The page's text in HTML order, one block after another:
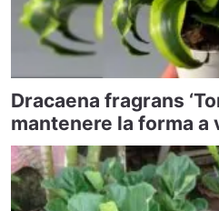
Dracaena fragrans
mantenere la forma a